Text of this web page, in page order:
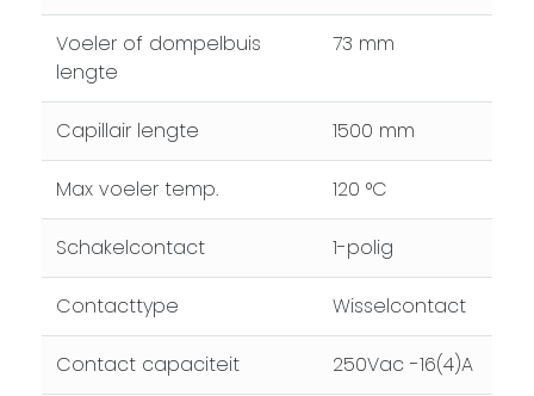
Voeler of dompelbuis
lengte
73 mm
Capillair lengte 1500 mm
Max voeler temp. 120 °C
Schakelcontact 1-polig
Contacttype Wisselcontact
Contact capaciteit 250Vac -16(4)A